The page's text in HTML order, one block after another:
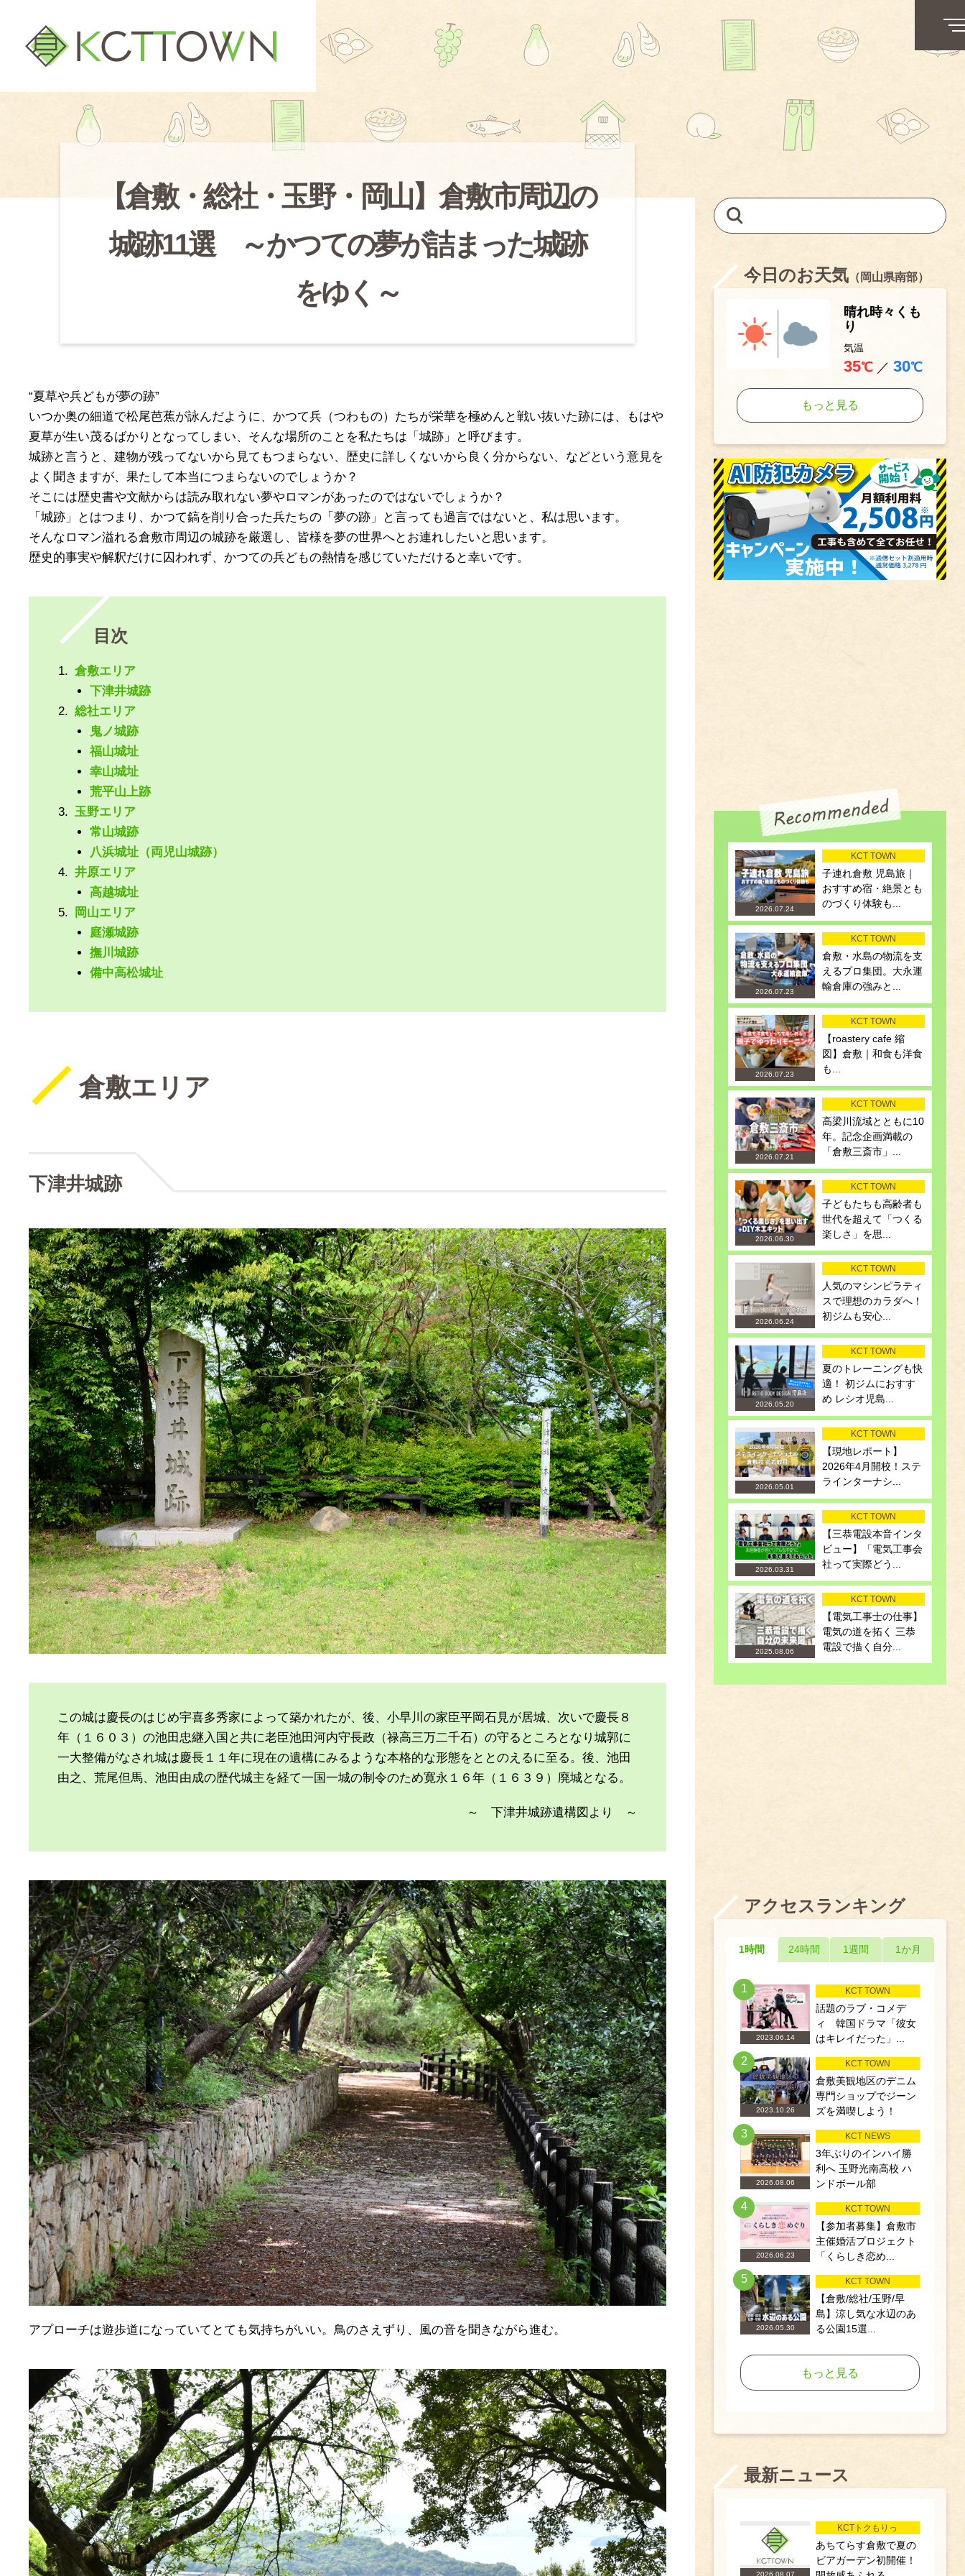
【倉敷・総社・玉野・岡山】倉敷市周辺の
城跡11選 ～かつての夢が詰まった城跡
をゆく～
“夏草や兵どもが夢の跡”
いつか奥の細道で松尾芭蕉が詠んだように、かつて兵（つわもの）たちが栄華を極めんと戦い抜いた跡には、もはや
夏草が生い茂るばかりとなってしまい、そんな場所のことを私たちは「城跡」と呼びます。
城跡と言うと、建物が残ってないから見てもつまらない、歴史に詳しくないから良く分からない、などという意見を
よく聞きますが、果たして本当につまらないのでしょうか？
そこには歴史書や文献からは読み取れない夢やロマンがあったのではないでしょうか？
「城跡」とはつまり、かつて鎬を削り合った兵たちの「夢の跡」と言っても過言ではないと、私は思います。
そんなロマン溢れる倉敷市周辺の城跡を厳選し、皆様を夢の世界へとお連れしたいと思います。
歴史的事実や解釈だけに囚われず、かつての兵どもの熱情を感じていただけると幸いです。
目次
倉敷エリア
下津井城跡
総社エリア
鬼ノ城跡
福山城址
幸山城址
荒平山上跡
玉野エリア
常山城跡
八浜城址（両児山城跡）
井原エリア
高越城址
岡山エリア
庭瀬城跡
撫川城跡
備中高松城址
倉敷エリア
下津井城跡
この城は慶長のはじめ宇喜多秀家によって築かれたが、後、小早川の家臣平岡石見が居城、次いで慶長８
年（１６０３）の池田忠継入国と共に老臣池田河内守長政（禄高三万二千石）の守るところとなり城郭に
一大整備がなされ城は慶長１１年に現在の遺構にみるような本格的な形態をととのえるに至る。後、池田
由之、荒尾但馬、池田由成の歴代城主を経て一国一城の制令のため寛永１６年（１６３９）廃城となる。
～ 下津井城跡遺構図より ～
アプローチは遊歩道になっていてとても気持ちがいい。鳥のさえずり、風の音を聞きながら進む。
今日のお天気 （岡山県南部）
晴れ時々くも
り
気温
35℃／ 30℃
もっと見る
2026.07.24
KCT TOWN
子連れ倉敷 児島旅｜
おすすめ宿・絶景とも
のづくり体験も...
2026.07.23
KCT TOWN
倉敷・水島の物流を支
えるプロ集団。大永運
輸倉庫の強みと...
2026.07.23
KCT TOWN
【roastery cafe 縮
図】倉敷｜和食も洋食
も...
2026.07.21
KCT TOWN
高梁川流域とともに10
年。記念企画満載の
「倉敷三斎市」...
2026.06.30
KCT TOWN
子どもたちも高齢者も
世代を超えて「つくる
楽しさ」を思...
2026.06.24
KCT TOWN
人気のマシンピラティ
スで理想のカラダへ！
初ジムも安心...
2026.05.20
KCT TOWN
夏のトレーニングも快
適！ 初ジムにおすす
め レシオ児島...
2026.05.01
KCT TOWN
【現地レポート】
2026年4月開校！ステ
ラインターナシ...
2026.03.31
KCT TOWN
【三恭電設本音インタ
ビュー】「電気工事会
社って実際どう...
2025.08.06
KCT TOWN
【電気工事士の仕事】
電気の道を拓く 三恭
電設で描く自分...
アクセスランキング
1時間 24時間 1週間 1か月
1
2023.06.14
KCT TOWN
話題のラブ・コメデ
ィ 韓国ドラマ「彼女
はキレイだった」...
2
2023.10.26
KCT TOWN
倉敷美観地区のデニム
専門ショップでジーン
ズを満喫しよう！
3
2026.08.06
KCT NEWS
3年ぶりのインハイ勝
利へ 玉野光南高校 ハ
ンドボール部
4
2026.06.23
KCT TOWN
【参加者募集】倉敷市
主催婚活プロジェクト
「くらしき恋め...
5
2026.05.30
KCT TOWN
【倉敷/総社/玉野/早
島】涼し気な水辺のあ
る公園15選...
もっと見る
最新ニュース
KCTトクもりっ
あちてらす倉敷で夏の
ビアガーデン初開催！